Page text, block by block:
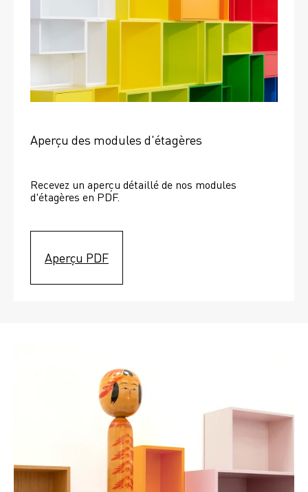
Aperçu des modules d'étagères
Recevez un aperçu détaillé de nos modules
d'étagères en PDF.
Aperçu PDF